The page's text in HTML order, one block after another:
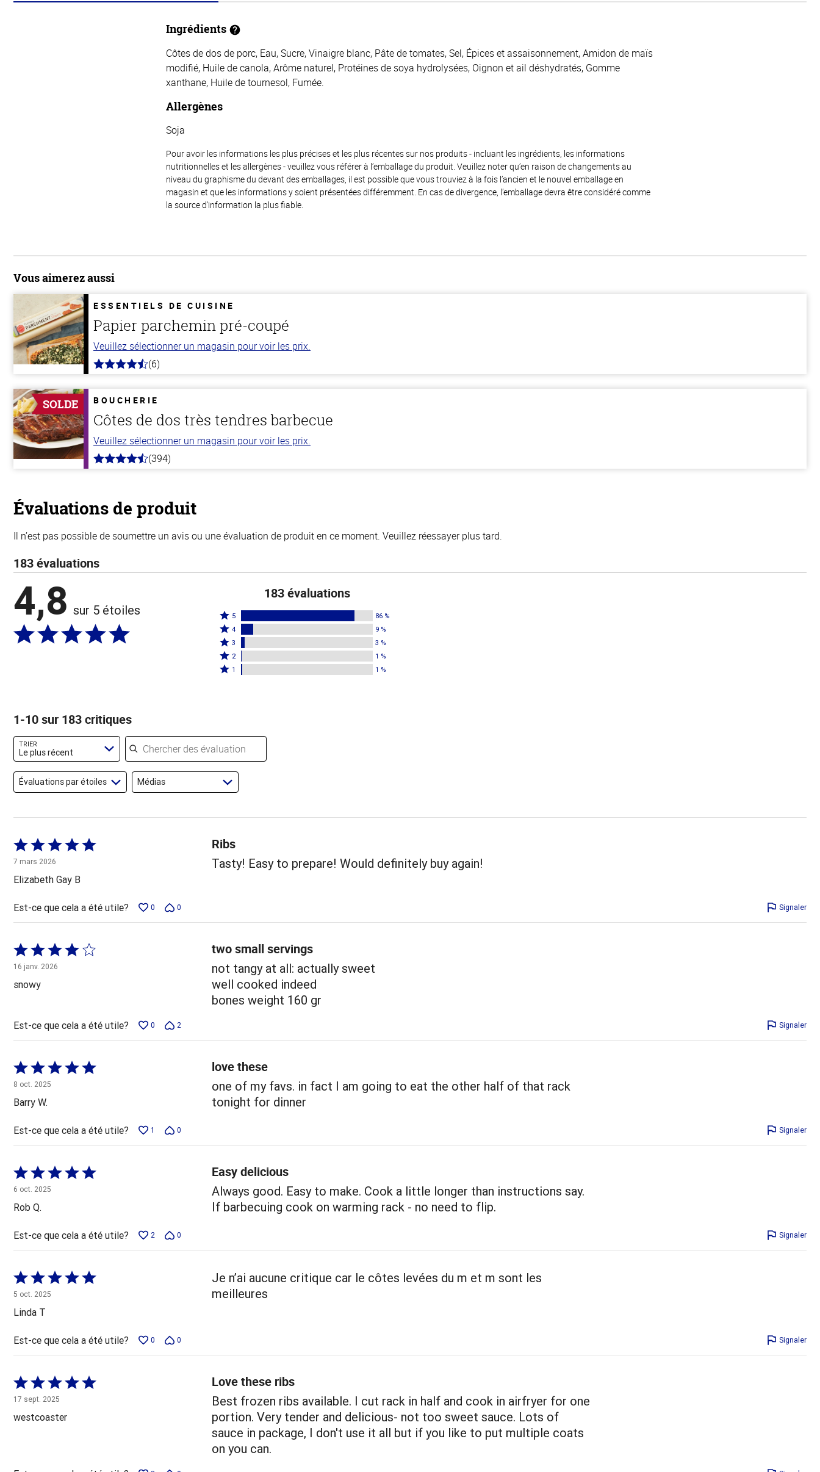
Ingrédients
Côtes de dos de porc, Eau, Sucre, Vinaigre blanc, Pâte de tomates, Sel, Épices et assaisonnement, Amidon de maïs
modifié, Huile de canola, Arôme naturel, Protéines de soya hydrolysées, Oignon et ail déshydratés, Gomme
xanthane, Huile de tournesol, Fumée.
Allergènes
Soja
Pour avoir les informations les plus précises et les plus récentes sur nos produits - incluant les ingrédients, les informations
nutritionnelles et les allergènes - veuillez vous référer à l’emballage du produit. Veuillez noter qu’en raison de changements au
niveau du graphisme du devant des emballages, il est possible que vous trouviez à la fois l’ancien et le nouvel emballage en
magasin et que les informations y soient présentées différemment. En cas de divergence, l’emballage devra être considéré comme
la source d'information la plus fiable.
Vous aimerez aussi
ESSENTIELS DE CUISINE
Papier parchemin pré-coupé
Veuillez sélectionner un magasin pour voir les prix.
4.7
5
stars
(6)
SOLDE BOUCHERIE
Côtes de dos très tendres barbecue
Veuillez sélectionner un magasin pour voir les prix.
4.7
stars
(394)
Évaluations de produit
Il n’est pas possible de soumettre un avis ou une évaluation de produit en ce moment. Veuillez réessayer plus tard.
183 évaluations
4,8 sur 5 étoiles
183 évaluations
Coté
5
étoiles
par
86 %
5 86 %
Coté
4
étoiles
par
4 9 %
Coté
3
étoiles
3 3 %
Coté
2
évaluateurs
2 1 %
Coté1 1 %
1-10 sur 183 critiques
TRIER
Le plus récent
Chercher des évaluations
Évaluations par étoiles Médias
Coté
5 sur
5
7 mars 2026
Elizabeth Gay B
Ribs
Tasty! Easy to prepare! Would definitely buy again!
Est-ce que cela a été utile? 0 0 Signaler
Coté
4 sur
16 janv. 2026
snowy
two small servings
not tangy at all: actually sweet
well cooked indeed
bones weight 160 gr
Est-ce que cela a été utile? 0 2 Signaler
Coté
5 sur
5
8 oct. 2025
Barry W.
love these
one of my favs. in fact I am going to eat the other half of that rack
tonight for dinner
Est-ce que cela a été utile? 1 0 Signaler
Coté
5 sur
5
6 oct. 2025
Rob Q.
Easy delicious
Always good. Easy to make. Cook a little longer than instructions say.
If barbecuing cook on warming rack - no need to flip.
Est-ce que cela a été utile? 2 0 Signaler
Coté
5 sur
5
5 oct. 2025
Linda T
Je n’ai aucune critique car le côtes levées du m et m sont les
meilleures
Est-ce que cela a été utile? 0 0 Signaler
Coté
5 sur
17 sept. 2025
westcoaster
Love these ribs
Best frozen ribs available. I cut rack in half and cook in airfryer for one
portion. Very tender and delicious- not too sweet sauce. Lots of
sauce in package, I don't use it all but if you like to put multiple coats
on you can.